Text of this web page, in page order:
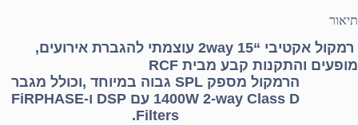
תיאור
רמקול אקטיבי “15 2way עוצמתי להגברת אירועים,
מופעים והתקנות קבע מבית RCF
הרמקול מספקSPL גבוה במיוחד ,וכולל מגבר
1400W 2-way Class D עם
DSP
ו-FiRPHASE
Filters.